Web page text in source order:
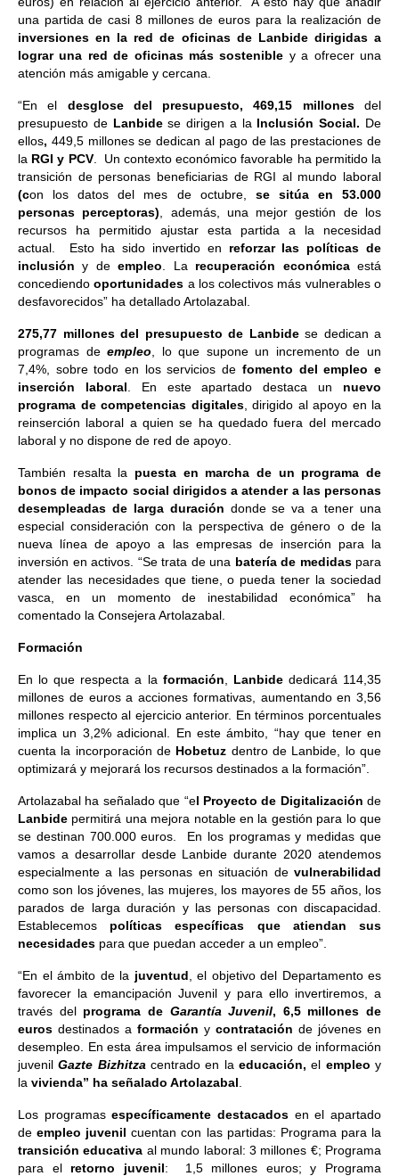
una partida de casi 8 millones de euros para la realización de
inversiones en la red de oficinas de Lanbide dirigidas a
lograr una red de oficinas más sostenible y a ofrecer una
atención más amigable y cercana.
“En el desglose del presupuesto, 469,15 millonesdel
presupuesto de Lanbidese dirigen a la Inclusión Social. De
ellos, 449,5 millones se dedican al pago de las prestaciones de
la RGI y PCV. Un contexto económico favorable ha permitido la
transición de personas beneficiarias de RGI al mundo laboral
(con los datos del mes de octubre, se sitúa en 53.000
personas perceptoras) , además, una mejor gestión de los
recursos ha permitido ajustar esta partida a la necesidad
actual. Esto ha sido invertido en reforzar las políticas de
inclusión y deempleo . La recuperación económicaestá
concediendooportunidades a los colectivos más vulnerables o
desfavorecidos” ha detallado Artolazabal.
275,77 millones del presupuesto de Lanbidese dedican a
programas deempleo , lo que supone un incremento de un
7,4%, sobre todo en los servicios de fomento del empleo e
inserción laboral . En este apartado destaca un nuevo
programa de competencias digitales, dirigido al apoyo en la
reinserción laboral a quien se ha quedado fuera del mercado
laboral y no dispone de red de apoyo.
También resalta la puesta en marcha de un programa de
bonos de impacto social dirigidos a atender a las personas
desempleadas de larga duración donde se va a tener una
especial consideración con la perspectiva de género o de la
nueva línea de apoyo a las empresas de inserción para la
inversión en activos. “Se trata de una batería de medidaspara
atender las necesidades que tiene, o pueda tener la sociedad
vasca, en un momento de inestabilidad económica” ha
comentado la Consejera Artolazabal.
Formación
En lo que respecta a la formación Lanbidededicará 114,35
millones de euros a acciones formativas, aumentando en 3,56
millones respecto al ejercicio anterior. En términos porcentuales
implica un 3,2% adicional. En este ámbito, “hay que tener en
cuenta la incorporación de Hobetuz dentro de Lanbide, lo que
optimizará y mejorará los recursos destinados a la formación”.
Artolazabal ha señalado que “el Proyecto de Digitalización de
Lanbide permitirá una mejora notable en la gestión para lo que
se destinan 700.000 euros. En los programas y medidas que
vamos a desarrollar desde Lanbide durante 2020 atendemos
especialmente a las personas en situación de vulnerabilidad
como son los jóvenes, las mujeres, los mayores de 55 años, los
parados de larga duración y las personas con discapacidad.
Establecemos políticas específicas que atiendan sus
necesidades para que puedan acceder a un empleo”.
“En el ámbito de la juventud , el objetivo del Departamento es
favorecer la emancipación Juvenil y para ello invertiremos, a
través del programa de Garantía Juvenil, 6,5 millones de
euros destinados a formación y contratación de jóvenes en
desempleo. En esta área impulsamos el servicio de información
juvenilGazte Bizhitza centrado en laeducación,el empleoy
la vivienda” ha señalado Artolazabal
Los programasespecíficamente destacados en el apartado
de empleo juvenil cuentan con las partidas: Programa para la
transición educativa al mundo laboral: 3 millones €; Programa
para el retorno juvenil: 1,5 millones euros; y Programa